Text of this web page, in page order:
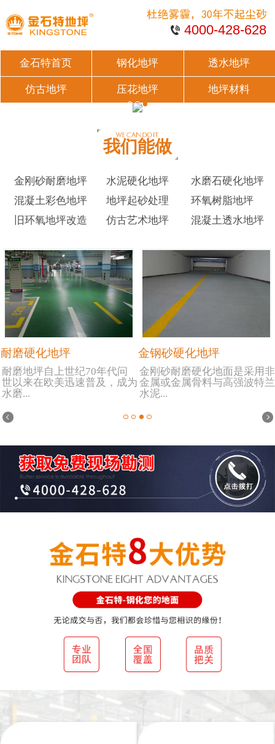
4000-428-628
金石特首页 钢化地坪 透水地坪
仿古地坪 压花地坪 地坪材料
我们能做
金刚砂耐磨地坪 水泥硬化地坪
水磨石硬化地坪
混凝土彩色地坪
地坪起砂处理
环氧树脂地坪
旧环氧地坪改造
仿古艺术地坪 混凝土透水地坪
耐磨硬化地坪
耐磨地坪自上世纪70年代问
世以来在欧美迅速普及，成为
水磨...
金钢砂硬化地坪
金刚砂耐磨硬化地面是采用非
金属或金属骨料与高强波特兰
水泥...